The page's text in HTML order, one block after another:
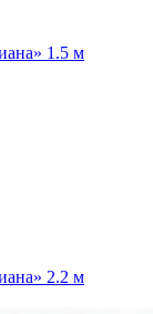
1.5 м
2.2 м